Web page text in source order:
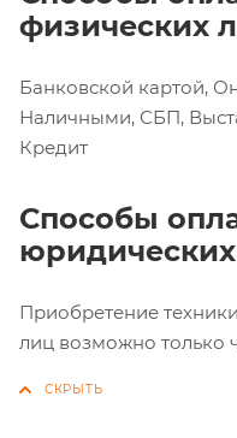
физических
Банковской картой,
Наличными, СБП,
Кредит
Способы
Приобретение
лиц возможно только